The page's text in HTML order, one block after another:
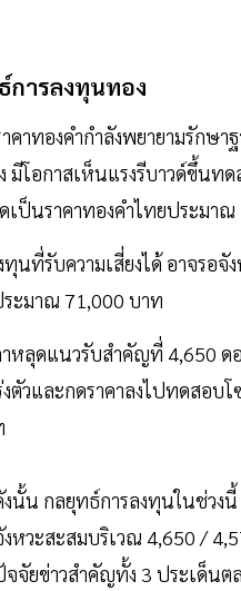
การลงทุนทอง
าคาทองคำกำลังพยายามรักษ
มีโอกาสเห็นแรงรีบาวด์ขึ้น
เป็นราคาทองคำไทยประมา
นที่รับความเสี่ยงได้ อาจรอจั
ะมาณ 71,000 บาท
หลุดแนวรับสำคัญที่ 4,650 ด
งตัวและกดราคาลงไปทดสอ
นั้น กลยุทธ์การลงทุนในช่วง
งหวะสะสมบริเวณ 4,650 /
จัยข่าวสำคัญทั้ง 3 ประเด็น